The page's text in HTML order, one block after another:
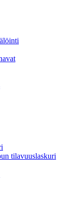
tilavuuslaskuri